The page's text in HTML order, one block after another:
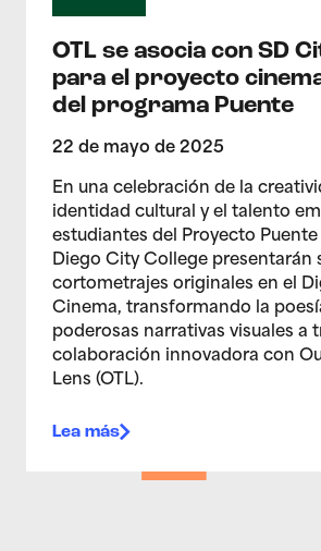
OTL se asocia con SD
para el proyecto
del programa Puente
22 de mayo de 2025
En una celebración de la
identidad cultural y el talento
estudiantes del Proyecto Puente
Diego City College presentarán
cortometrajes originales en el
Cinema, transformando la
poderosas narrativas visuales a
colaboración innovadora con
Lens (OTL).
Lea más